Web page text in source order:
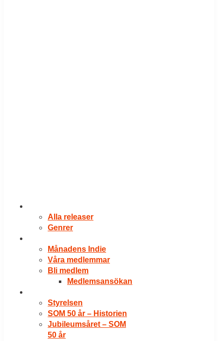
Alla releaser
Genrer
Månadens Indie
Våra medlemmar
Bli medlem
Medlemsansökan
Styrelsen
SOM 50 år – Historien
Jubileumsåret – SOM
50 år